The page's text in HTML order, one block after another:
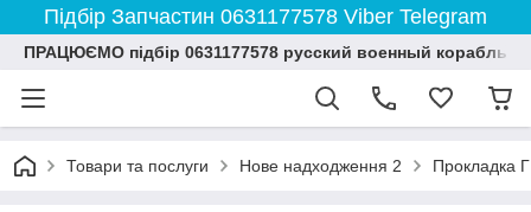
Підбір Запчастин 0631177578 Viber Telegram
ПРАЦЮЄМО підбір 0631177578 русский военный корабль
Товари та послуги Нове надходження 2 Прокладка